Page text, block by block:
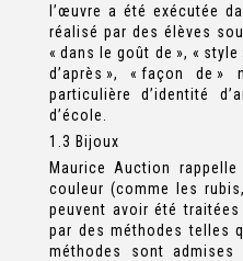
l’œuvre a été exécutée
réalisé par des élèves
« dans le goût de », « style
d’après », « façon de »
particulière d’identité
d’école.
1.3 Bijoux
Maurice Auction
couleur (comme les
peuvent avoir été
par des méthodes telles
méthodes sont